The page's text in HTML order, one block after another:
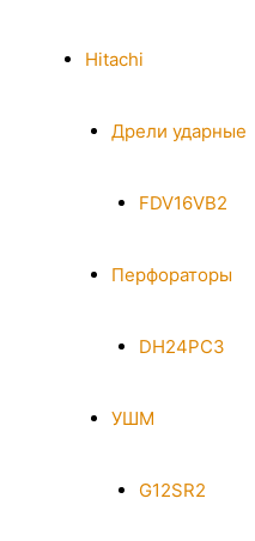
Hitachi
Дрели ударные
FDV16VB2
Перфораторы
DH24PC3
УШМ
G12SR2